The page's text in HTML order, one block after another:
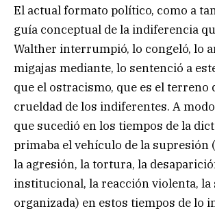
El actual formato político, como a
guía conceptual de la indiferencia
Walther interrumpió, lo congeló, lo
migajas mediante, lo sentenció a
que el ostracismo, que es el terreno
crueldad de los indiferentes. A
que sucedió en los tiempos de la
primaba el vehículo de la supresión
la agresión, la tortura, la
institucional, la reacción violenta,
organizada) en estos tiempos de lo